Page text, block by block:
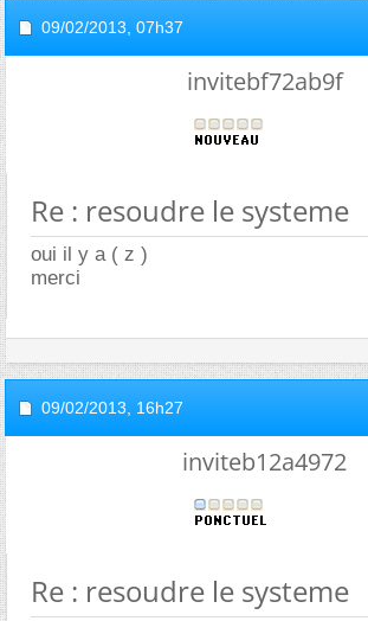
09/02/2013, 07h37
invitebf72ab9f
Re : resoudre le systeme
oui il y a ( z )
merci
09/02/2013, 16h27
inviteb12a4972
Re : resoudre le systeme